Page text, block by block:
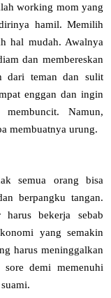
working mom yang
hamil. Memilih
hal mudah. Awalnya
dan membereskan
dari teman dan sulit
enggan dan ingin
Namun,
membuatnya urung.
semua orang bisa
berpangku tangan.
harus bekerja sebab
yang semakin
harus meninggalkan
demi memenuhi